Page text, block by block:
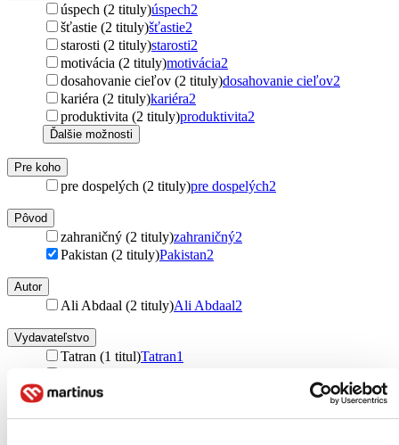
úspech (2 tituly)úspech2
šťastie (2 tituly)šťastie2
starosti (2 tituly)starosti2
motivácia (2 tituly)motivácia2
dosahovanie cieľov (2 tituly)dosahovanie cieľov2
kariéra (2 tituly)kariéra2
produktivita (2 tituly)produktivita2
Ďalšie možnosti
Pre koho
pre dospelých (2 tituly)pre dospelých2
Pôvod
zahraničný (2 tituly)zahraničný2
Pakistan (2 tituly)Pakistan2
Autor
Ali Abdaal (2 tituly)Ali Abdaal2
Vydavateľstvo
Tatran (1 titul)Tatran1
Väzba